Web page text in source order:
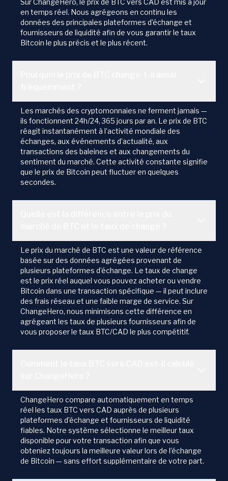
en temps réel. Nous agrégeons en continu les
données des principales plateformes d’échange et
fournisseurs de liquidité afin de vous garantir le taux
Bitcoin le plus précis et le plus récent.
Les marchés des cryptomonnaies ne ferment jamais —
ils fonctionnent 24h/24, 365 jours par an. Le prix de BTC
réagit instantanément à l’activité mondiale des
échanges, aux événements d’actualité, aux
transactions des baleines et aux changements du
sentiment du marché. Cette activité constante signifie
que le prix de Bitcoin peut fluctuer en quelques
secondes.
Le prix du marché de BTC est une valeur de référence
basée sur des données agrégées provenant de
plusieurs plateformes d’échange. Le taux de change
est le prix réel auquel vous pouvez acheter ou vendre
Bitcoin dans une transaction spécifique — il peut inclure
des frais réseau et une faible marge de service. Sur
ChangeHero, nous minimisons cette différence en
agrégeant les taux de plusieurs fournisseurs afin de
vous proposer le taux BTC/CAD le plus compétitif.
ChangeHero compare automatiquement en temps
réel les taux BTC vers CAD auprès de plusieurs
plateformes d’échange et fournisseurs de liquidité
fiables. Notre système sélectionne le meilleur taux
disponible pour votre transaction afin que vous
obteniez toujours la meilleure valeur lors de l’échange
de Bitcoin — sans effort supplémentaire de votre part.